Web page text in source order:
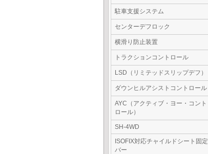
駐車支援システム
センターデフロック
横滑り防止装置
トラクションコントロール
LSD（リミテッドスリップデフ）
ダウンヒルアシストコントロール
AYC（アクティブ・ヨー・コント
ロール）
SH-4WD
ISOFIX対応チャイルドシート固定
バー